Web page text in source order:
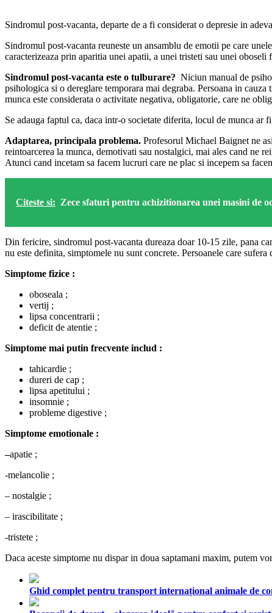
Sindromul post-vacanta, departe de a fi considerat o depresie in
Sindromul post-vacanta reuneste un ansamblu de emotii pe care
caracterizeaza prin aparitia unei apatii, a unei tristeti sau unei
Sindromul post-vacanta este o tulburare? Niciun manual de
psihologica si o dereglare temporara mai degraba. Persoana in
munca este considerata o activitate negativa, obligatorie, care ne
Se adauga faptul ca, daca intr-o societate diferita, locul de munca ar
Adaptarea, principala problema. Profesorul Michael Baignet ne
reintoarcerea la munca, demotivati sau nostalgici, mai ales cand ne
Atunci cand incetam sa facem lucruri care ne plac si incepem sa
Citeste si: Zece sfaturi pentru achizitionarea unei masini de
Din fericire, sindromul post-vacanta dureaza doar 10-15 zile, pana
nu este definita, simptomele nu sunt concrete. Persoanele care
Simptome fizice :
oboseala ;
vertij ;
lipsa concentrarii ;
deficit de atentie ;
Simptome mai putin frecvente includ :
tahicardie ;
dureri de cap ;
lipsa apetitului ;
insomnie ;
probleme digestive ;
Simptome emotionale :
–apatie ;
-melancolie ;
– nostalgie ;
– irascibilitate ;
-tristete ;
Daca aceste simptome nu dispar in doua saptamani maxim, putem
Ghid complet pentru transport internațional animale de